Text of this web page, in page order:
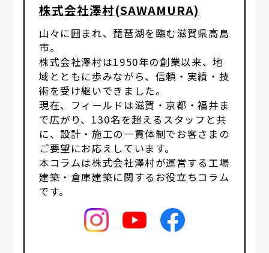
株式会社澤村(SAWAMURA)
山々に囲まれ、琵琶湖を臨む滋賀県高島
市。
株式会社澤村は1950年の創業以来、地
域とともに歩みながら、信頼・実績・技
術を受け継いできました。
現在、フィールドは滋賀・京都・福井ま
で広がり、130名を超えるスタッフと共
に、設計・施工の一貫体制でお客さまの
ご要望にお応えしています。
本コラムは株式会社澤村が運営する工場
建築・倉庫建築に関するお役立ちコラム
です。